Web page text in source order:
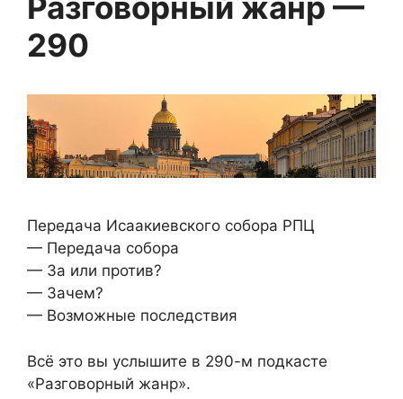
290
Передача Исаакиевского собора РПЦ
— Передача собора
— За или против?
— Зачем?
— Возможные последствия
Всё это вы услышите в 290-м подкасте
«Разговорный жанр».